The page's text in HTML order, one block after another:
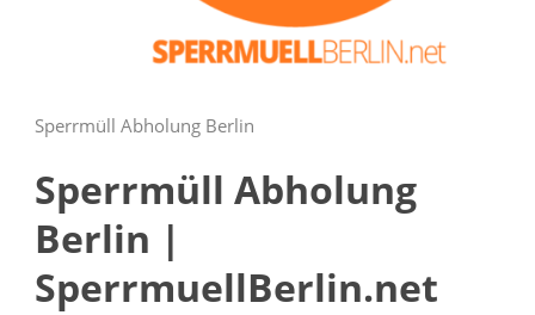
Sperrmüll Abholung Berlin
Sperrmüll Abholung
Berlin |
SperrmuellBerlin.net